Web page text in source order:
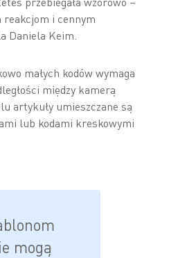
reakcjom i cennym
Daniela Keim.
małych kodów wymaga
między kamerą
artykuły umieszczane są
lub kodami kreskowymi
mogą